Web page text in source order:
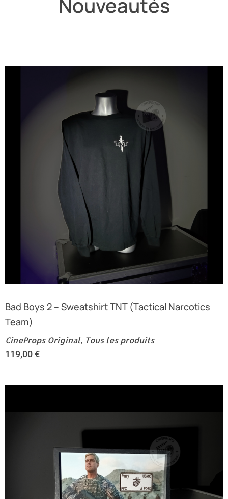
Bad Boys 2 – Sweatshirt TNT (Tactical Narcotics
Team)
CineProps Original, Tous les produits
119,00€